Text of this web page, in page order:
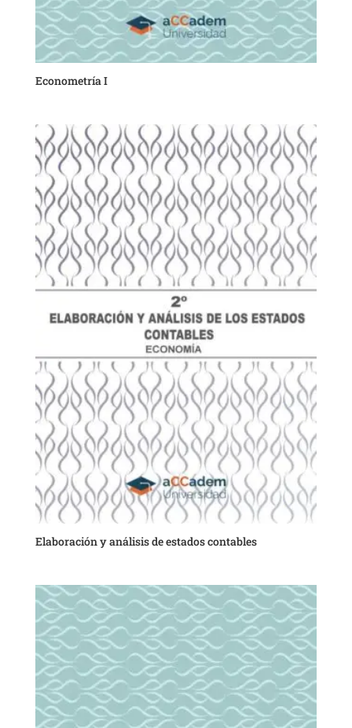
Econometría I
Elaboración y análisis de estados contables